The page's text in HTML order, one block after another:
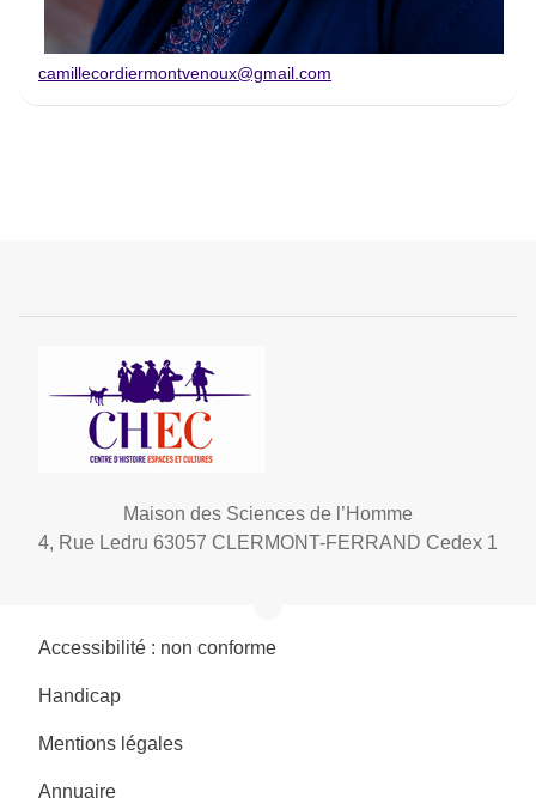
camillecordiermontvenoux@gmail.com
Maison des Sciences de l’Homme
4, Rue Ledru 63057 CLERMONT-FERRAND Cedex 1
Accessibilité : non conforme
Handicap
Mentions légales
Annuaire